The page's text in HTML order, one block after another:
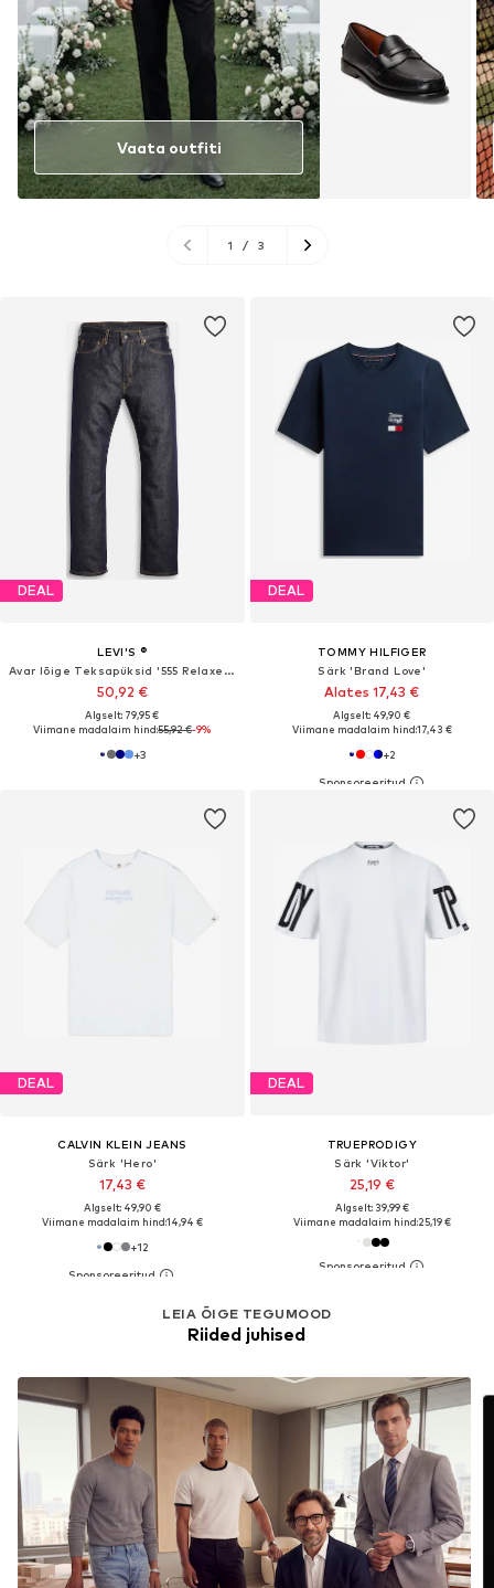
DEAL
LEVI'S ®
Avar lõige Teksapüksid '555 Relaxed Straight'
50,92 €
Algselt: 79,95 €
Viimane madalaim hind:55,92 €-9%
+3
DEAL
TOMMY HILFIGER
Särk 'Brand Love'
Alates 17,43 €
Algselt: 49,90 €
Viimane madalaim hind:17,43 €
+2
Vaata outfiti
1 / 3
DEAL
CALVIN KLEIN JEANS
Särk 'Hero'
17,43 €
Algselt: 49,90 €
Viimane madalaim hind:14,94 €
+12
DEAL
TRUEPRODIGY
Särk 'Viktor'
25,19 €
Algselt: 39,99 €
Viimane madalaim hind:25,19 €
LEIA ÕIGE TEGUMOOD
Riided juhised